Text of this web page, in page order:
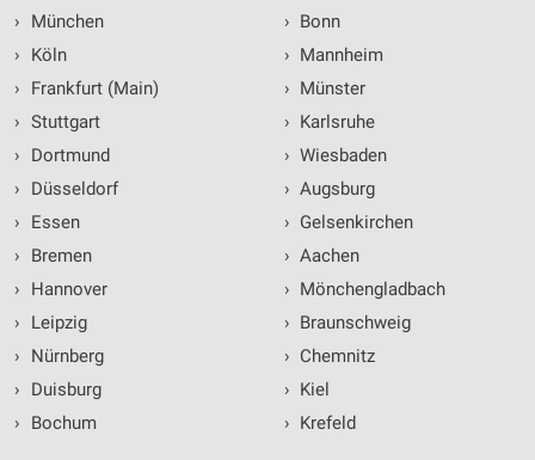
›
München
›
Köln
›
Frankfurt (Main)
› Stuttgart
›
Dortmund
›
Düsseldorf
›
Essen
›
Bremen
›
Hannover
›
Leipzig
›
Nürnberg
›
Duisburg
›
Bochum
› Bonn
› Mannheim
› Münster
› Karlsruhe
› Wiesbaden
› Augsburg
› Gelsenkirchen
› Aachen
› Mönchengladbach
› Braunschweig
› Chemnitz
› Kiel
› Krefeld